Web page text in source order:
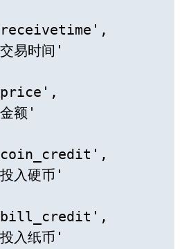
易时间'
额'
入硬币'
入纸币'